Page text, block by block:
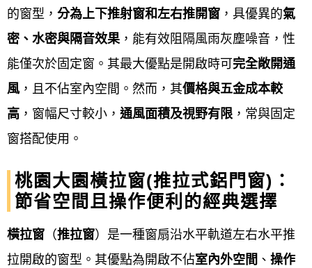
窗及鋼鋁相關工程皆有服務。
服務項目Our service
鋁門窗工程宅急便提供桃園大園鋁門窗服務項目包含
居家門窗（如氣密窗、隔音窗、防盜窗、落地窗、通
風門、推射窗、格子窗、玄關門）、玻璃相關建材
浴拉門、乾溼分離）、以及商業空間應用（如店面
門、自動門、藝術門、不鏽鋼門、鐵捲門）、紗窗紗
門的修理和更換、玻璃更換、隱藏式紗窗、百葉窗等
多元品項。 服務涵蓋產品製造、設計、安裝、換新、
的窗型， 分為上下推射窗和左右推開窗 ，具優異的氣
密、水密與隔音效果 ，能有效阻隔風雨灰塵噪音，性
能僅次於固定窗。其最大優點是開啟時可完全敞開通
風 ，且不佔室內空間。然而，其價格與五金成本較
高 ，窗幅尺寸較小， 通風面積及視野有限 ，常與固定
窗搭配使用。
桃園大園橫拉窗(推拉式鋁門窗)：
節省空間且操作便利的經典選擇
橫拉窗 （推拉窗）是一種窗扇沿水平軌道左右水平推
拉開啟的窗型。其優點為開啟不佔室內外空間 、 操作